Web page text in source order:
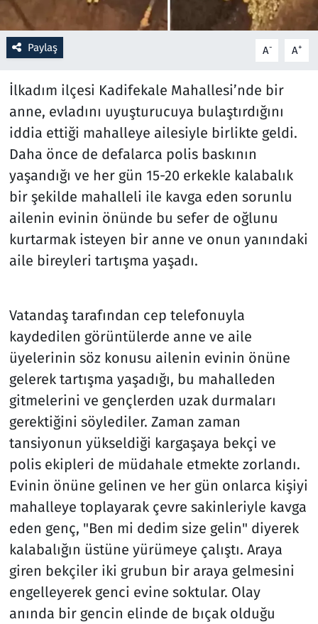
Paylaş A- A+
İlkadım ilçesi Kadifekale Mahallesi’nde bir
anne, evladını uyuşturucuya bulaştırdığını
iddia ettiği mahalleye ailesiyle birlikte geldi.
Daha önce de defalarca polis baskının
yaşandığı ve her gün 15-20 erkekle kalabalık
bir şekilde mahalleli ile kavga eden sorunlu
ailenin evinin önünde bu sefer de oğlunu
kurtarmak isteyen bir anne ve onun yanındaki
aile bireyleri tartışma yaşadı.
Vatandaş tarafından cep telefonuyla
kaydedilen görüntülerde anne ve aile
üyelerinin söz konusu ailenin evinin önüne
gelerek tartışma yaşadığı, bu mahalleden
gitmelerini ve gençlerden uzak durmaları
gerektiğini söylediler. Zaman zaman
tansiyonun yükseldiği kargaşaya bekçi ve
polis ekipleri de müdahale etmekte zorlandı.
Evinin önüne gelinen ve her gün onlarca kişiyi
mahalleye toplayarak çevre sakinleriyle kavga
eden genç, "Ben mi dedim size gelin" diyerek
kalabalığın üstüne yürümeye çalıştı. Araya
giren bekçiler iki grubun bir araya gelmesini
engelleyerek genci evine soktular. Olay
anında bir gencin elinde de bıçak olduğu
Televizyon